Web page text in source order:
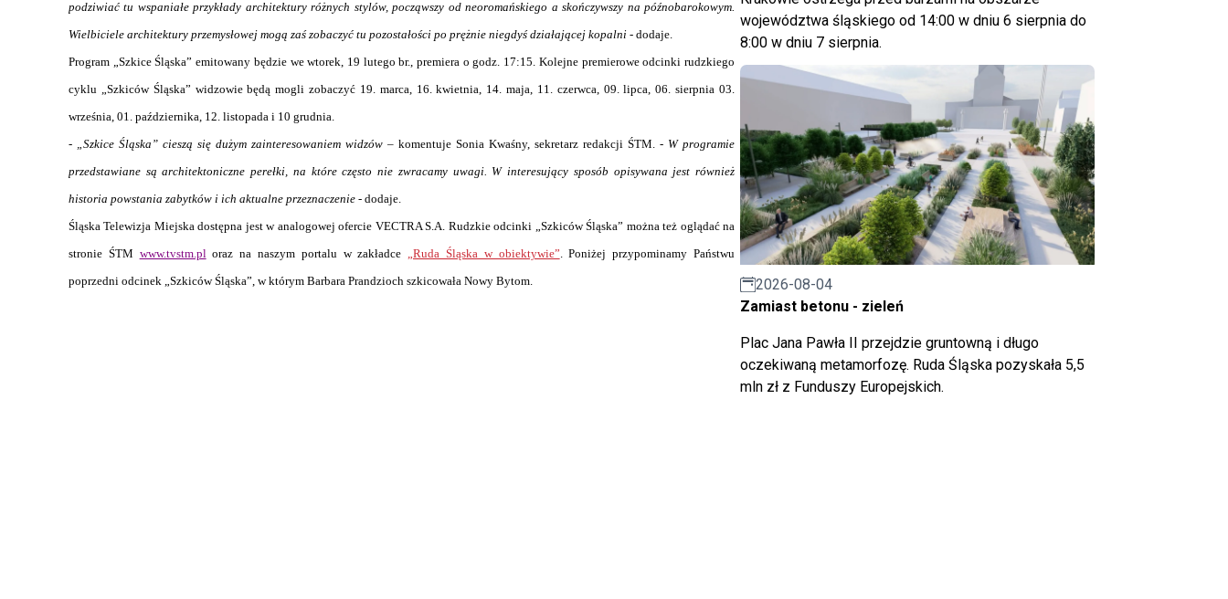
podziwiać tu wspaniałe przykłady architektury różnych stylów, począwszy od neoromańskiego a skończywszy na późnobarokowym.
Wielbiciele architektury przemysłowej mogą zaś zobaczyć tu pozostałości po prężnie niegdyś działającej kopalni - dodaje.
Program „Szkice Śląska” emitowany będzie we wtorek, 19 lutego br., premiera o godz. 17:15. Kolejne premierowe odcinki rudzkiego
cyklu „Szkiców Śląska” widzowie będą mogli zobaczyć 19. marca, 16. kwietnia, 14. maja, 11. czerwca, 09. lipca, 06. sierpnia 03.
września, 01. października, 12. listopada i 10 grudnia.
- „Szkice Śląska” cieszą się dużym zainteresowaniem widzów – komentuje Sonia Kwaśny, sekretarz redakcji ŚTM. - W programie
przedstawiane są architektoniczne perełki, na które często nie zwracamy uwagi. W interesujący sposób opisywana jest również
historia powstania zabytków i ich aktualne przeznaczenie - dodaje.
Śląska Telewizja Miejska dostępna jest w analogowej ofercie VECTRA S.A. Rudzkie odcinki „Szkiców Śląska” można też oglądać na
stronie ŚTM www.tvstm.ploraz na naszym portalu w zakładce „Ruda Śląska w obiektywie”. Poniżej przypominamy Państwu
poprzedni odcinek „Szkiców Śląska”, w którym Barbara Prandzioch szkicowała Nowy Bytom.
województwa śląskiego od 14:00 w dniu 6 sierpnia do
8:00 w dniu 7 sierpnia.
2026-08-04
Zamiast betonu - zieleń
Plac Jana Pawła II przejdzie gruntowną i długo
oczekiwaną metamorfozę. Ruda Śląska pozyskała 5,5
mln zł z Funduszy Europejskich.